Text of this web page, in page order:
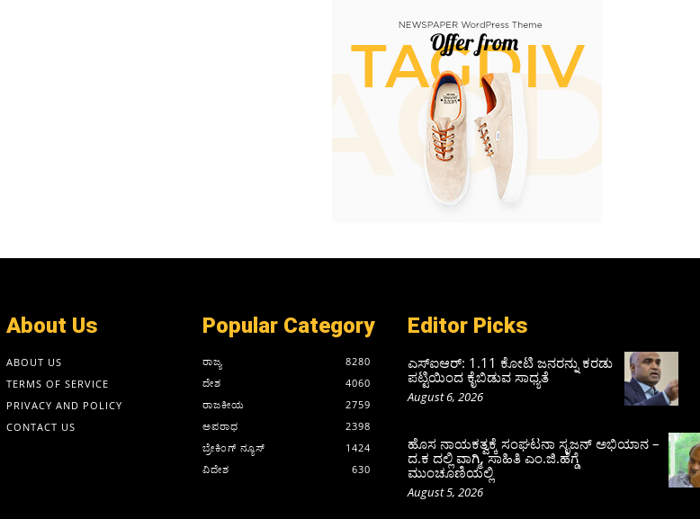
About Us
ABOUT US
TERMS OF SERVICE
PRIVACY AND POLICY
CONTACT US
Popular Category
ರಾಜ್ಯ
8280
ದೇಶ
4060
ರಾಜಕೀಯ
2759
ಅಪರಾಧ
2398
ಬ್ರೇಕಿಂಗ್ ನ್ಯೂಸ್
1424
ವಿದೇಶ
630
Editor Picks
ಎಸ್‌ಐಆರ್‌: 1.11 ಕೋಟಿ ಜನರನ್ನು ಕರಡು
ಪಟ್ಟಿಯಿಂದ ಕೈಬಿಡುವ ಸಾಧ್ಯತೆ
August 6, 2026
ಹೊಸ ನಾಯಕತ್ವಕ್ಕೆ ಸಂಘಟನಾ ಸೃಜನ್ ಅಭಿಯಾನ –
ದ.ಕ ದಲ್ಲಿ ವಾಗ್ಮಿ, ಸಾಹಿತಿ ಎಂ.ಜಿ.ಹೆಗ್ಡೆ
ಮುಂಚೂಣಿಯಲ್ಲಿ
August 5, 2026